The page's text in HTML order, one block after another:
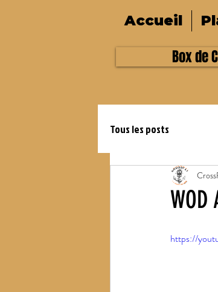
Accueil
Box de
Tous les posts
WOD
https://